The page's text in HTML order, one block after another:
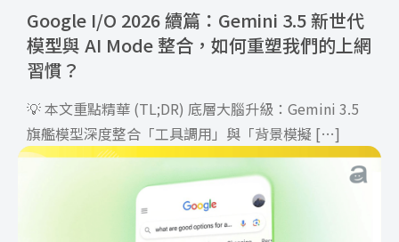
Google I/O 2026 續篇：Gemini 3.5 新世代
模型與 AI Mode 整合，如何重塑我們的上網
習慣？
💡 本文重點精華 (TL;DR) 底層大腦升級：Gemini 3.5
旗艦模型深度整合「工具調用」與「背景模擬 […]